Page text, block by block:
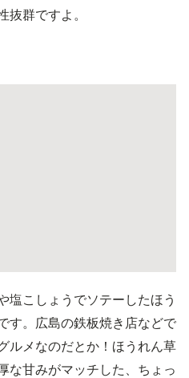
抜群ですよ。
塩こしょうでソテーしたほう
す。広島の鉄板焼き店などで
ルメなのだとか！ほうれん草
な甘みがマッチした、ちょっ